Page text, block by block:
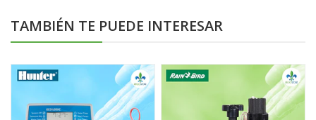
TAMBIÉN TE PUEDE INTERESAR